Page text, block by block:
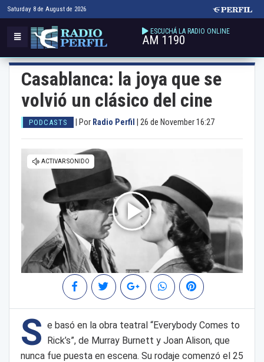
Saturday 8 de August de 2026
ESCUCHÁ LA RADIO ONLINE
AM 1190
Casablanca: la joya que se
volvió un clásico del cine
PODCASTS Por Radio Perfil 26 de November 16:27
S e basó en la obra teatral “Everybody Comes to
Rick’s”, de Murray Burnett y Joan Alison, que
nunca fue puesta en escena. Su rodaje comenzó el 25